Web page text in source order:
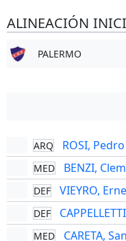
ALINEACIÓN
PALERMO
ARQ ROSI, Pedro
MED BENZI,
DEF VIEYRO,
DEF
MED CARETA,